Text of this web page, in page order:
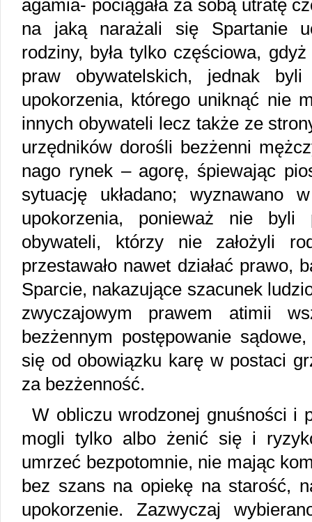
agamia- pociągała za sobą utratę
na jaką narażali się Spartanie
rodziny, była tylko częściowa,
praw obywatelskich, jednak
upokorzenia, którego uniknąć nie
innych obywateli lecz także ze
urzędników dorośli bezżenni
nago rynek – agorę, śpiewając
sytuację układano; wyznawano
upokorzenia, ponieważ nie byli
obywateli, którzy nie założyli
przestawało nawet działać prawo,
Sparcie, nakazujące szacunek
zwyczajowym prawem atimii
bezżennym postępowanie
się od obowiązku karę w postaci
za bezżenność.
W obliczu wrodzonej gnuśności i
mogli tylko albo żenić się i
umrzeć bezpotomnie, nie mając
bez szans na opiekę na starość,
upokorzenie. Zazwyczaj